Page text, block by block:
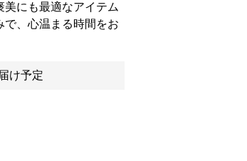
にも最適なアイテム
で、心温まる時間をお
け予定